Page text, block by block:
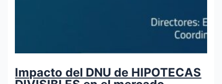
Impacto del DNU de HIPOTECAS